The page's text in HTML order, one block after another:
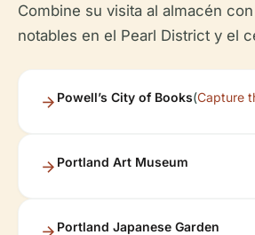
Combine su visita al almacén
notables en el Pearl District y el
Powell’s City of Books(Capture
Portland Art Museum
Portland Japanese Garden